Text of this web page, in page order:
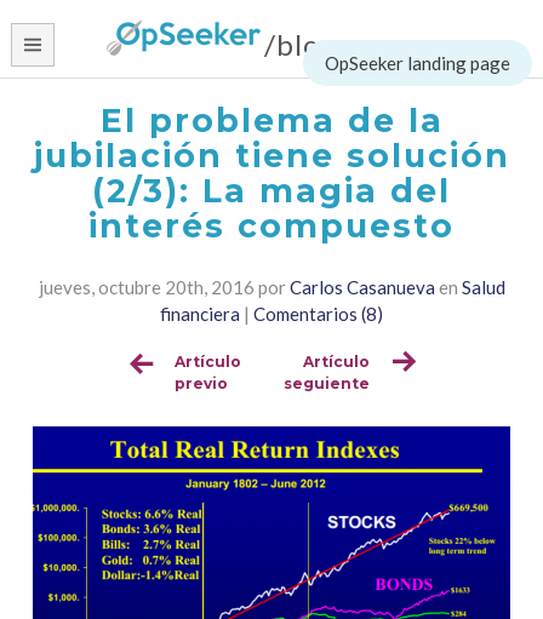
content
/blog
El problema de la
jubilación tiene solución
(2/3): La magia del
interés compuesto
jueves, octubre 20th, 2016 porCarlos Casanueva en Salud
financiera | Comentarios (8)
Sigue
Artículo
previo
Artículo
seguiente